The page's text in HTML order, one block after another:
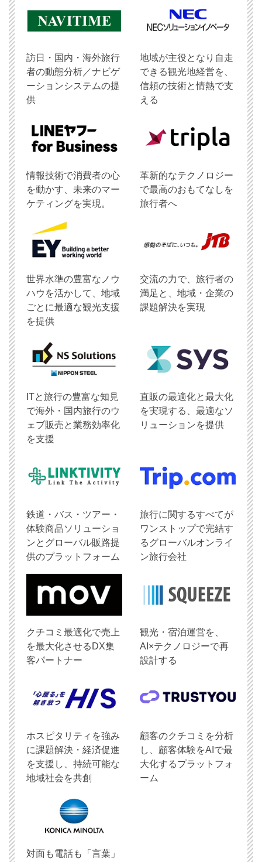
訪日・国内・海外旅行
者の動態分析／ナビゲ
ーションシステムの提
供
地域が主役となり自走
できる観光地経営を、
信頼の技術と情熱で支
える
情報技術で消費者の心
を動かす、未来のマー
ケティングを実現。
革新的なテクノロジー
で最高のおもてなしを
旅行者へ
世界水準の豊富なノウ
ハウを活かして、地域
ごとに最適な観光支援
を提供
交流の力で、旅行者の
満足と、地域・企業の
課題解決を実現
ITと旅行の豊富な知見
で海外・国内旅行のウ
ェブ販売と業務効率化
を支援
直販の最適化と最大化
を実現する、最適なソ
リューションを提供
鉄道・バス・ツアー・
体験商品ソリューショ
ンとグローバル販路提
供のプラットフォーム
旅行に関するすべてが
ワンストップで完結す
るグローバルオンライ
ン旅行会社
クチコミ最適化で売上
を最大化させるDX集
客パートナー
観光・宿泊運営を、
AI×テクノロジーで再
設計する
ホスピタリティを強み
に課題解決・経済促進
を支援し、持続可能な
地域社会を共創
顧客のクチコミを分析
し、顧客体験をAIで最
大化するプラットフォ
ーム
対面も電話も「言葉」